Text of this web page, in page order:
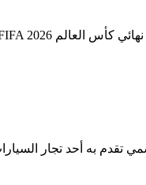
به أحد تجار